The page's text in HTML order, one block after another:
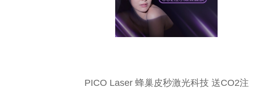
PICO Laser 蜂巢皮秒激光科技 送CO2注